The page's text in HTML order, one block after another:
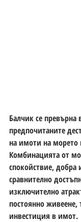
Балчик се превърна
предпочитаните
на имоти на морето
Комбинацията от
спокойствие, добра
сравнително
изключително
постоянно живеене,
инвестиция в имот.